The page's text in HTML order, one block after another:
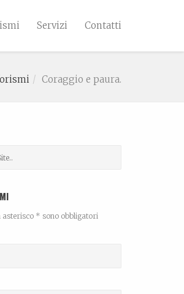
Servizi Contatti
Coraggio e paura.
asterisco * sono obbligatori